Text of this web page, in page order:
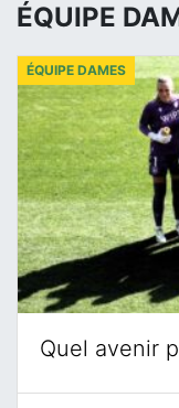
ÉQUIPE
Quel avenir
ÉQUIPE DAMES